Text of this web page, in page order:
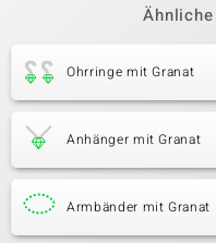
Ohrringe mit Granat
Anhänger mit Granat
Armbänder mit Granat